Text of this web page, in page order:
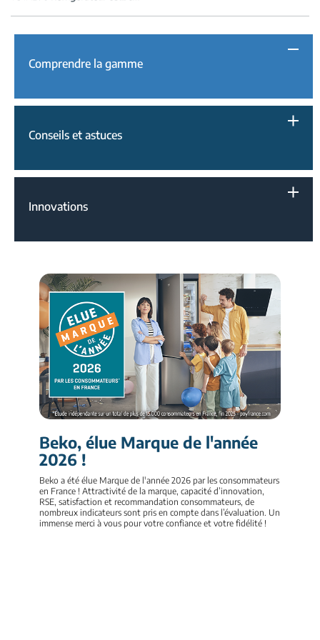
Comprendre la gamme
Conseils et astuces
Innovations
Beko, élue Marque de l'année
2026 !
Beko a été élue Marque de l'année 2026 par les consommateurs
en France ! Attractivité de la marque, capacité d’innovation,
RSE, satisfaction et recommandation consommateurs, de
nombreux indicateurs sont pris en compte dans l’évaluation. Un
immense merci à vous pour votre confiance et votre fidélité !